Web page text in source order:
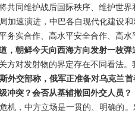
共同维护战后国际秩序、维护世界
加速演进，中巴各自现代化建设
务实合作、高水平安全合作、高水
，朝鲜今天向西海方向发射一枚
方对发射物的界定存在不同看法。
外交部称，俄军正准备对乌克兰
冲突？会否从基辅撤回外交人员？
机，中方立场是一贯的、明确的